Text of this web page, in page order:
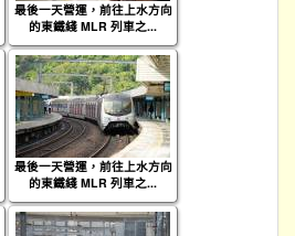
最後一天營運，前往上水方向
的東鐵綫 MLR 列車之...
最後一天營運，前往上水方向
的東鐵綫 MLR 列車之...